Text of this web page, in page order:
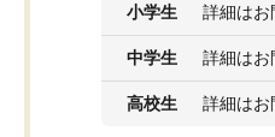
小学生 詳細はお
中学生 詳細はお
高校生 詳細はお